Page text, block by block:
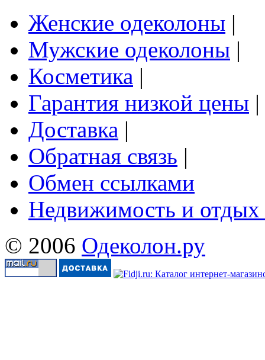
Женские одеколоны |
Мужские одеколоны |
Косметика |
Гарантия низкой цены |
Доставка |
Обратная связь |
Обмен ссылками
Недвижимость и
© 2006 Одеколон.ру